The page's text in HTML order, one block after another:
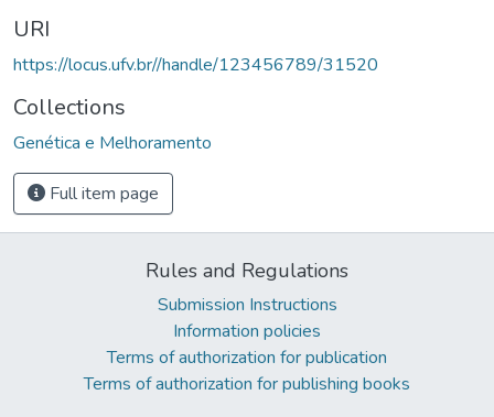
URI
https://locus.ufv.br//handle/123456789/31520
Collections
Genética e Melhoramento
Full item page
Rules and Regulations
Submission Instructions
Information policies
Terms of authorization for publication
Terms of authorization for publishing books